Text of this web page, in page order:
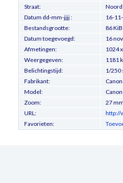
Straat:
Noord
Datum dd-mm-jjjj :
16-
Bestandsgrootte:
86 KiB
Datum toegevoegd:
16
Afmetingen:
1024
Weergegeven:
1181
Belichtingstijd:
1/250
Fabrikant:
Canon
Model:
Canon
Zoom:
27
URL:
http://
Favorieten: